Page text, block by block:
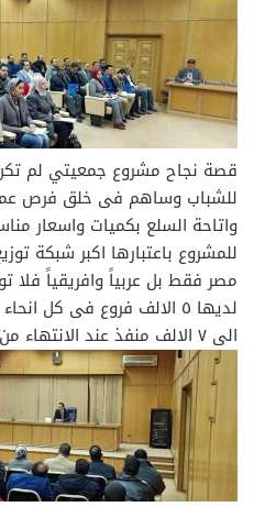
قصة نجاح مشروع جمعيتي لم
للشباب وساهم فى خلق فرص عمل
للمشروع باعتبارها اكبر شبكة
مصر فقط بل عربياً وافريقياً فلا
لديها ٥ الالف فروع فى كل
الى ٧ الالف منفذ عند الانتهاء من المرحلة الرابعة.